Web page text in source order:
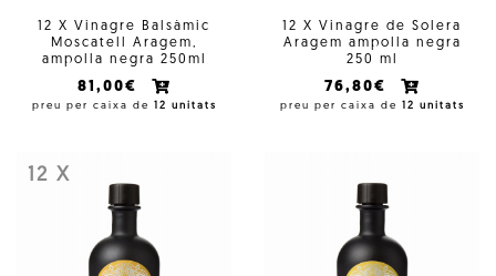
12 X Vinagre Balsàmic
Moscatell Aragem,
ampolla negra 250ml
81,00€
preu per caixa de 12 unitats
12 X Vinagre de Solera
Aragem ampolla negra
250 ml
76,80€
preu per caixa de 12 unitats
12 X